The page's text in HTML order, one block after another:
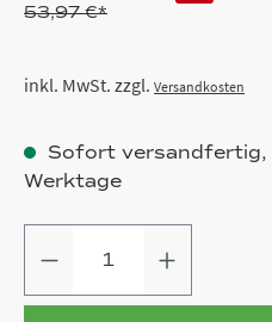
53,97 €*
inkl. MwSt. zzgl. Versandkosten
Sofort versandfertig,
Werktage